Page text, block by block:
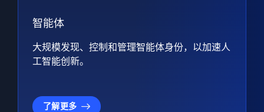
智能体
大规模发现、控制和管理智能体身份，以加速人
工智能创新。
了解更多